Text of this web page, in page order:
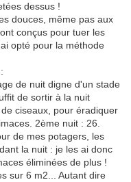
dessus !
douces, même pas aux
conçus pour tuer les
opté pour la méthode
de nuit digne d'un stade
de sortir à la nuit
ciseaux, pour éradiquer
2ème nuit : 26.
de mes potagers, les
la nuit : je les ai donc
éliminées de plus !
sur 6 m2... Autant dire